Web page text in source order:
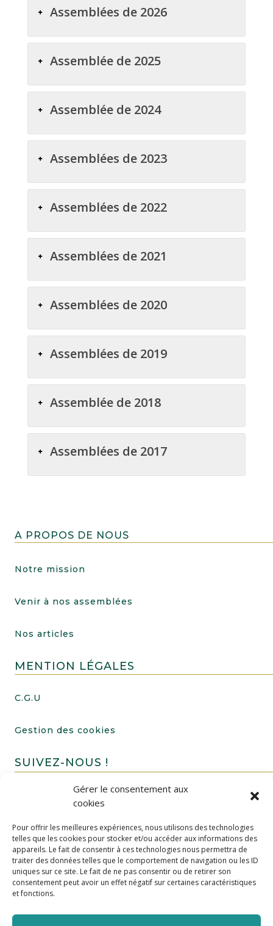
Gérer le consentement aux
cookies
Pour offrir les meilleures expériences, nous utilisons des technologies
telles que les cookies pour stocker et/ou accéder aux informations des
appareils. Le fait de consentir à ces technologies nous permettra de
traiter des données telles que le comportement de navigation ou les ID
uniques sur ce site. Le fait de ne pas consentir ou de retirer son
consentement peut avoir un effet négatif sur certaines caractéristiques
et fonctions.
Assemblées de 2026
Assemblée de 2025
Assemblée de 2024
Assemblées de 2023
Assemblées de 2022
Assemblées de 2021
Assemblées de 2020
Assemblées de 2019
Assemblée de 2018
Assemblées de 2017
A PROPOS DE NOUS
Notre mission
Venir à nos assemblées
Nos articles
MENTION LÉGALES
C.G.U
Gestion des cookies
SUIVEZ-NOUS !
FAIRE UN DON